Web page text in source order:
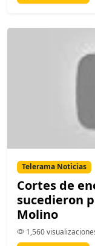
Telerama Noticias
Cortes de
sucedieron
Molino
1,560